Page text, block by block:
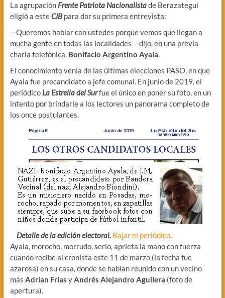
La agrupaciónFrente Patriota Nacionalistade Berazategui
eligió a esteCIBpara dar su primera entrevista:
—Queremos hablar con ustedes porque vemos que llegan a
mucha gente en todas las localidades —dijo, en una previa
charla telefónica,Bonifacio Argentino Ayala.
El conocimiento venía de las últimas elecciones PASO, en que
Ayala fue precandidato a jefe comunal. En junio de 2019, el
periódicoLa Estrella del Surfue el único en poner su foto, en un
intento por brindarle a los lectores un panorama completo de
los once postulantes.
Detalle de la edición electoral. Bajar el periódico.
Ayala, morocho, morrudo, serio, aprieta la mano con fuerza
cuando recibe al cronista este 11 de marzo (la fecha fue
azarosa) en su casa, donde se habían reunido con un vecino
más Adrian Frías yAndrés Alejandro Aguilera (foto de
apertura).